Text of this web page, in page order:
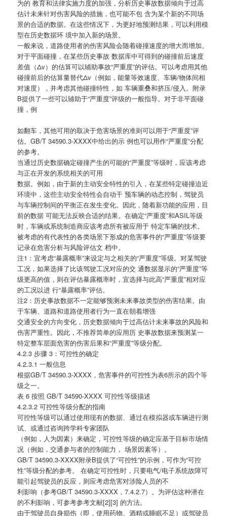
为的 教育和法律实施力度的加强，分析历史事故数据倾向于过高
估计未来针对伤害风险的措施，也可能不包 含为某个新的不同场
景的合适的数据。在这些情况下，为更好地预测结果，可以利用模
型在历史数据环 境中加入新的场景。
一般来说，道路使用者的伤害风险会随着碰撞速度的增大而增加。
对于平面碰撞，在某些历史事故 数据库中可得到的碰撞前后速度
差值（Δv）的估算可以辅助事故“严重度”的评估。可以考虑用其他
碰撞前后的估算量替代Δv（例如，能量等效速度、车辆/物体间相
对速度），并考虑其他碰撞特性，如 车辆重叠和挤压/侵入。附录
B提供了一些可以辅助于“严重度”评级的一般指导。对于非平面碰
撞，例
如翻车，其他可用的取决于危害场景的准则可以用于“严重度”评
估。GB/T 34590.3-XXXX中给出的示 例也可以用作“严重度”分配
的参考。
当通过历史数据确定碰撞产生的可能的“严重度”等级时，应该考虑
与正在开发的系统相关的可用
数据。例如，由于新的主动安全特性的引入，在某些特定碰撞迫近
环境中，这些主动安全特性会自动干 预车辆的动态控制，驾驶员
与车辆控制间的平衡正在发生变化。因此，随着新功能的应用，目
前的数据 可能无法反映合适的结果。在确定“严重度”和ASIL等级
时，车辆或系统制造商应该考虑所有被应用于 特定车辆的技术。
被考虑的有代表性的各类场景下形成的危害事件的“严重度”等级要
记录在危害分析与风险评估文 档中。
注1：宜考虑“暴露概率”来设定与之相关的“严重度”等级。对某驾驶
工况，如果选择了比该驾驶工况对应的交 通数据显示的“严重度”等
级更高的值，则在评估暴露概率时，宜选择与此高“严重度”相对应
的工况以进 行“暴露概率”评估。
注2：历史事故数据不一定能够预测未来事故类型的伤害结果。由
于车辆、道路和道路使用者行为一直在朝着增强
交通安全的方向变化，历史数据倾向于过高估计未来事故的风险和
伤害严重性。因此，不推荐简单的应用历 史事故数据来预测某一
特定整车层面危害的伤害后果和“严重度”等级分配。
4.2.3 步骤 3：可控性的确定
4.2.3.1 一般信息
根据GB/T 34590.3-XXXX，危害事件的可控性为表6所示的四个等
级之一。
表 6 按照 GB/T 34590-XXXX 可控性等级描述
4.2.3.2 可控性等级分配的指南
可控性等级可以通过使用现有的数据、通过在模拟器或车辆进行测
试、或通过咨询跨学科专家团队
（例如，人为因素）来确定，可控性等级的确定应基于目标市场情
况（例如，交通参与者的控制能力， 场景因素等）。
GB/T 34590.3-XXXX附录B提供了“可控性”的示例，可作为“可控
性”等级分配的参考。 在确定可控性时，只要电气/电子系统故障可
能引起驾驶员的反应，则应考虑危害对涉险人员的不
利影响（参考GB/T 34590.3-XXXX，7.4.2.7）。为评估这种潜在
的不利影响，可参考参考文献[2][3] 的方法。
由于驾驶员自身损伤（即，使用药物、酒精或睡眠不足）或驾驶员